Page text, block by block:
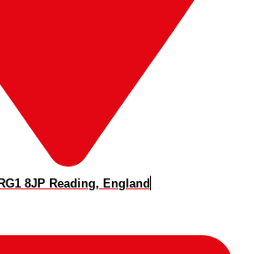
8JP Reading, England